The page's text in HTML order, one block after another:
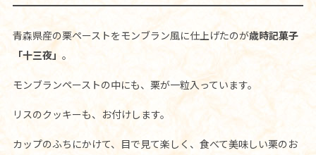
青森県産の栗ペーストをモンブラン風に仕上げたのが歳時記菓子
「十三夜」 。
モンブランペーストの中にも、栗が一粒入っています。
リスのクッキーも、お付けします。
カップのふちにかけて、目で見て楽しく、食べて美味しい栗のお